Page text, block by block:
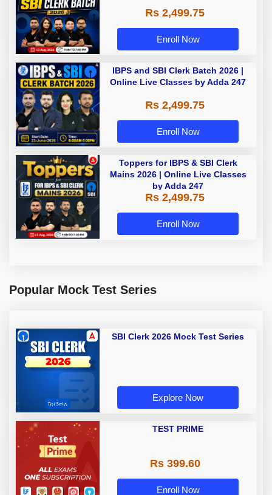
Rs 2,499.75
Enroll Now
IBPS and SBI Clerk Batch 2026 |
Online Live Classes by Adda 247
Rs 2,499.75
Enroll Now
Toppers for IBPS & SBI Clerk
Mains 2026 | Online Live Classes
by Adda 247
Rs 2,499.75
Enroll Now
Popular Mock Test Series
SBI Clerk 2026 Mock Test Series
Explore Now
TEST PRIME
Rs 399.60
Enroll Now